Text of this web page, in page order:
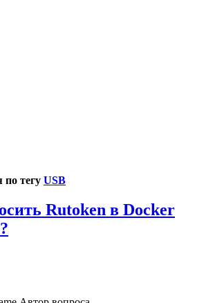
по тегу USB
Rutoken в Docker